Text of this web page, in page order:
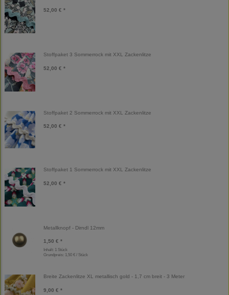
52,00 € *
Stoffpaket 3 Sommerrock mit XXL Zackenlitze
52,00 € *
Stoffpaket 2 Sommerrock mit XXL Zackenlitze
52,00 € *
Stoffpaket 1 Sommerrock mit XXL Zackenlitze
52,00 € *
Metallknopf - Dirndl 12mm
1,50 € *
Inhalt: 1 Stück
Grundpreis: 1,50 € / Stück
Breite Zackenlitze XL metallisch gold - 1,7 cm breit - 3 Meter
9,00 € *